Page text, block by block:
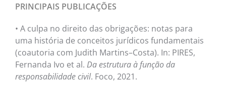
PRINCIPAIS PUBLICAÇÕES
• A culpa no direito das obrigações: notas para
uma história de conceitos jurídicos fundamentais
(coautoria com Judith Martins–Costa). In: PIRES,
Fernanda Ivo et al. Da estrutura à função da
responsabilidade civil. Foco, 2021.